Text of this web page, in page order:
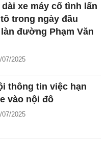
dài xe máy cố tình lấn
tô trong ngày đầu
đường Phạm Văn
07/2025
thông tin việc hạn
vào nội đô
07/2025